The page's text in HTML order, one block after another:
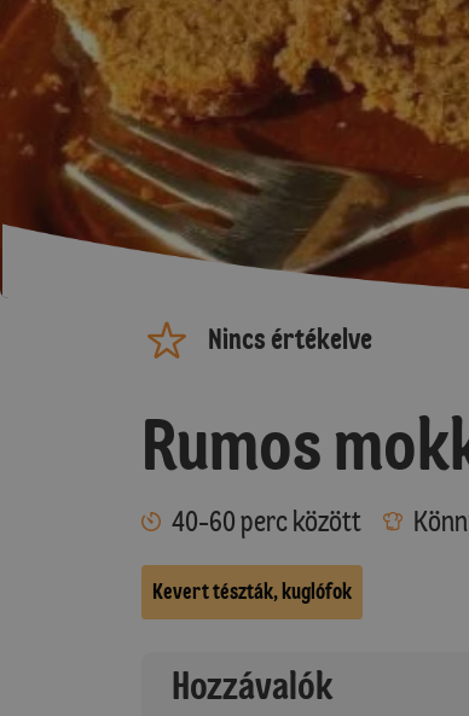
Nincs értékelve
Rumos
40-60 perc között
Kevert tészták, kuglófok
Hozzávalók